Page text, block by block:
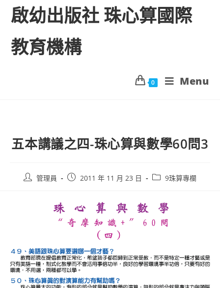
啟幼出版社 珠心算國際
教育機構
0 Menu
五本講議之四-珠心算與數學60問3
管理員 2011 年 11 月 23 日 9珠算專欄